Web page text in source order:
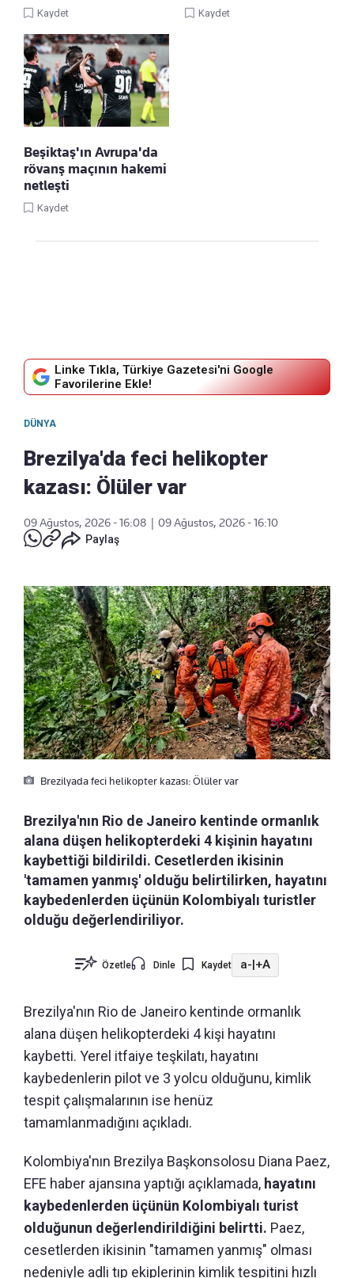
Kaydet Kaydet
Beşiktaş'ın Avrupa'da
rövanş maçının hakemi
netleşti
Kaydet
Linke Tıkla, Türkiye Gazetesi'ni Google
Favorilerine Ekle!
DÜNYA
Brezilya'da feci helikopter
kazası: Ölüler var
09 Ağustos, 2026 - 16:08
09 Ağustos, 2026 - 16:10
Paylaş
Brezilyada feci helikopter kazası: Ölüler var
Brezilya'nın Rio de Janeiro kentinde ormanlık
alana düşen helikopterdeki 4 kişinin hayatını
kaybettiği bildirildi. Cesetlerden ikisinin
'tamamen yanmış' olduğu belirtilirken, hayatını
kaybedenlerden üçünün Kolombiyalı turistler
olduğu değerlendiriliyor.
Özetle Dinle Kaydet a-|+A
Brezilya'nın Rio de Janeiro kentinde ormanlık
alana düşen helikopterdeki 4 kişi hayatını
kaybetti. Yerel itfaiye teşkilatı, hayatını
kaybedenlerin pilot ve 3 yolcu olduğunu, kimlik
tespit çalışmalarının ise henüz
tamamlanmadığını açıkladı.
Kolombiya'nın Brezilya Başkonsolosu Diana Paez,
EFE haber ajansına yaptığı açıklamada, hayatını
kaybedenlerden üçünün Kolombiyalı turist
olduğunun değerlendirildiğini belirtti. Paez,
cesetlerden ikisinin "tamamen yanmış" olması
nedeniyle adli tıp ekiplerinin kimlik tespitini hızlı